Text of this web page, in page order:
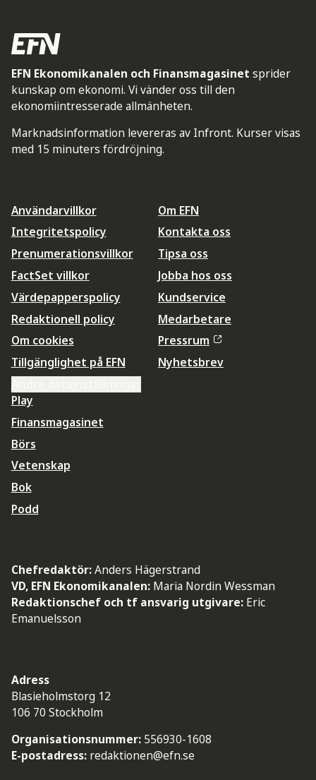
EFN Ekonomikanalen och Finansmagasinet sprider
kunskap om ekonomi. Vi vänder oss till den
ekonomiintresserade allmänheten.
Marknadsinformation levereras av Infront. Kurser visas
med 15 minuters fördröjning.
Användarvillkor
Integritetspolicy
Prenumerationsvillkor
FactSet villkor
Värdepapperspolicy
Redaktionell policy
Om cookies
Tillgänglighet på EFN
Om EFN
Kontakta oss
Tipsa oss
Jobba hos oss
Kundservice
Medarbetare
Pressrum
Nyhetsbrev
Play
Finansmagasinet
Börs
Vetenskap
Bok
Podd
Chefredaktör:Anders Hägerstrand
VD, EFN Ekonomikanalen: Maria Nordin Wessman
Redaktionschef och tf ansvarig utgivare: Eric
Emanuelsson
Adress
Blasieholmstorg 12
106 70 Stockholm
Organisationsnummer: 556930-1608
E-postadress: redaktionen@efn.se